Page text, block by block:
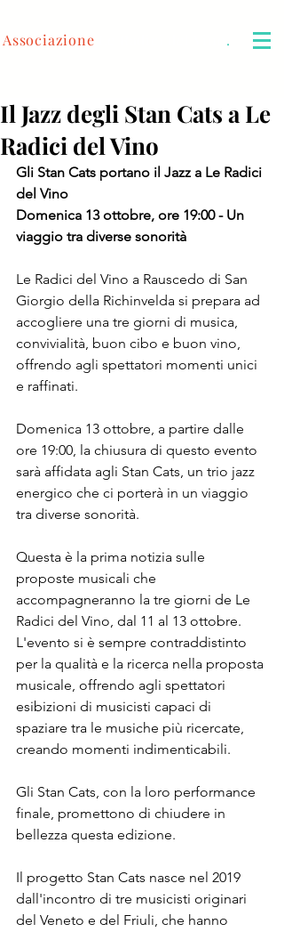
Associazione .
Il Jazz degli Stan Cats a Le
Radici del Vino
Gli Stan Cats portano il Jazz a Le Radici
del Vino
Domenica 13 ottobre, ore 19:00 - Un
viaggio tra diverse sonorità
Le Radici del Vino a Rauscedo di San
Giorgio della Richinvelda si prepara ad
accogliere una tre giorni di musica,
convivialità, buon cibo e buon vino,
offrendo agli spettatori momenti unici
e raffinati.
Domenica 13 ottobre, a partire dalle
ore 19:00, la chiusura di questo evento
sarà affidata agli Stan Cats, un trio jazz
energico che ci porterà in un viaggio
tra diverse sonorità.
Questa è la prima notizia sulle
proposte musicali che
accompagneranno la tre giorni de Le
Radici del Vino, dal 11 al 13 ottobre.
L'evento si è sempre contraddistinto
per la qualità e la ricerca nella proposta
musicale, offrendo agli spettatori
esibizioni di musicisti capaci di
spaziare tra le musiche più ricercate,
creando momenti indimenticabili.
Gli Stan Cats, con la loro performance
finale, promettono di chiudere in
bellezza questa edizione.
Il progetto Stan Cats nasce nel 2019
dall'incontro di tre musicisti originari
del Veneto e del Friuli, che hanno